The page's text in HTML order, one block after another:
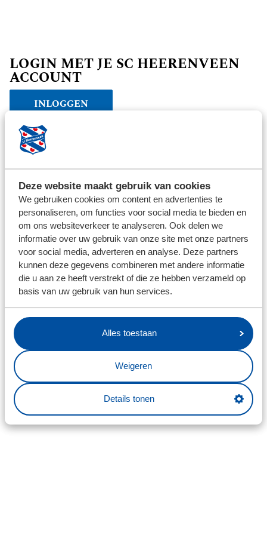
Deze website maakt gebruik van cookies
We gebruiken cookies om content en advertenties te
personaliseren, om functies voor social media te bieden en
om ons websiteverkeer te analyseren. Ook delen we
informatie over uw gebruik van onze site met onze partners
voor social media, adverteren en analyse. Deze partners
kunnen deze gegevens combineren met andere informatie
die u aan ze heeft verstrekt of die ze hebben verzameld op
basis van uw gebruik van hun services.
Alles toestaan
Weigeren
Details tonen
LOGIN MET JE SC HEERENVEEN
ACCOUNT
INLOGGEN
Verder winkelen